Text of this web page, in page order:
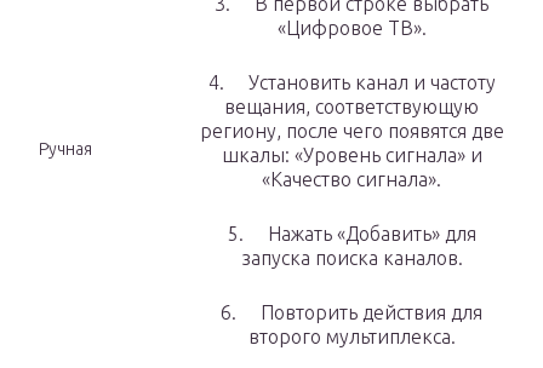
Ручная
«Цифровое ТВ».
4. Установить канал и частоту
вещания, соответствующую
региону, после чего появятся две
шкалы: «Уровень сигнала» и
«Качество сигнала».
5. Нажать «Добавить» для
запуска поиска каналов.
6. Повторить действия для
второго мультиплекса.